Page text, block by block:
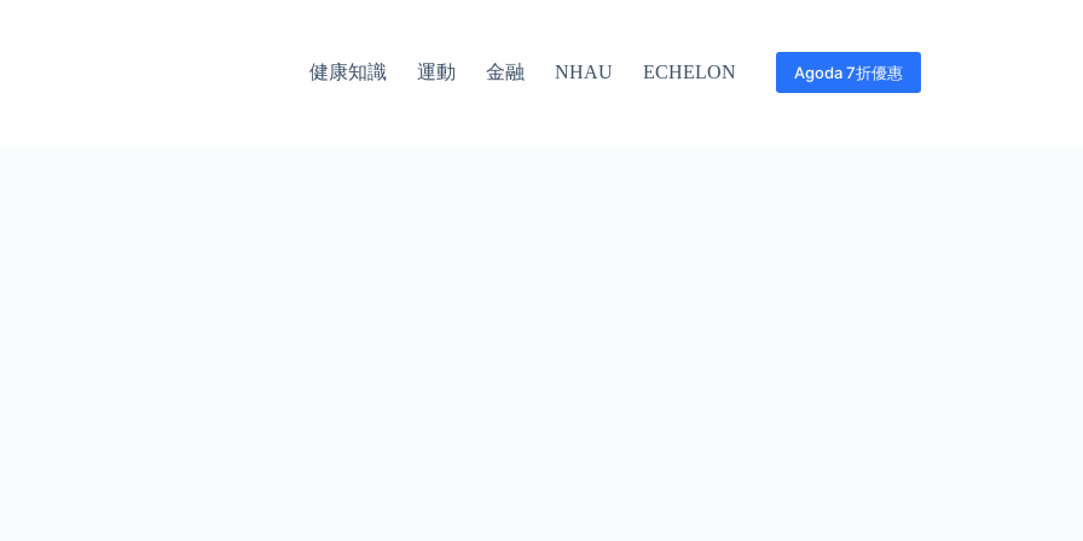
健康知識 運動 金融 NHAU ECHELON Agoda 7折優惠